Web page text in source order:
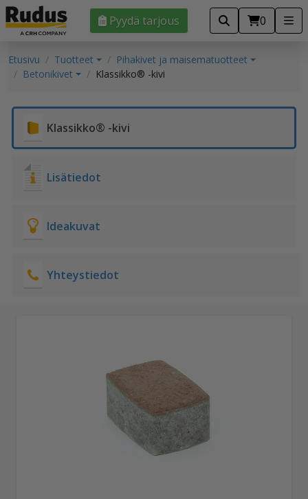
Pyydä tarjous 0
Etusivu Tuotteet
Pihakivet ja maisematuotteet
Betonikivet
Klassikko® -kivi
Klassikko® -kivi
Lisätiedot
Ideakuvat
Yhteystiedot